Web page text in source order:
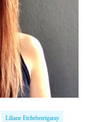
Liliane Etcheberrigaray